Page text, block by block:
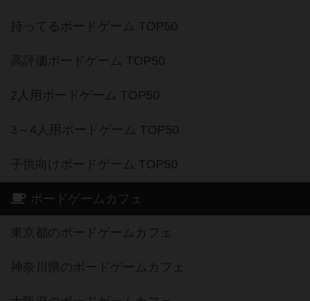
持ってるボードゲーム TOP50
高評価ボードゲーム TOP50
2人用ボードゲーム TOP50
3～4人用ボードゲーム TOP50
子供向けボードゲーム TOP50
ボードゲームカフェ
東京都のボードゲームカフェ
神奈川県のボードゲームカフェ